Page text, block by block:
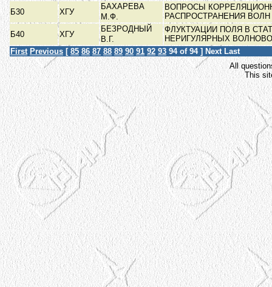
Б30
ХГУ
БАХАРЕВА
М.Ф.
ВОПРОСЫ
РАСПРОСТРАНЕНИЯ
Б40
ХГУ
БЕЗРОДНЫЙ
В.Г.
ФЛУКТУАЦИИ ПОЛЯ В
НЕРИГУЛЯРНЫХ
First Previous [ 85 86 87 88 89 90 91 92 93 94of 94 ] Next Last
All
This